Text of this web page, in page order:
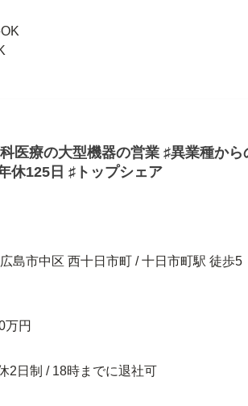
医療の大型機器の営業 ♯異業種から
休125日 ♯トップシェア
島市中区 西十日市町 / 十日市町駅 徒歩5
万円
2日制 / 18時までに退社可